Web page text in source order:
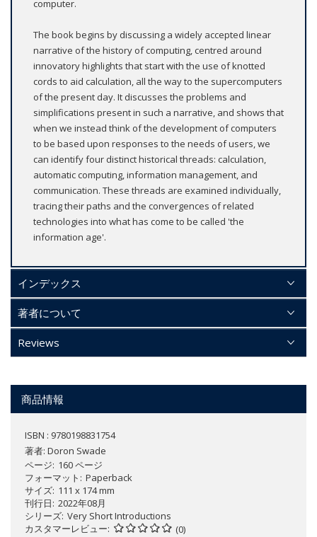
computer.
The book begins by discussing a widely accepted linear
narrative of the history of computing, centred around
innovatory highlights that start with the use of knotted
cords to aid calculation, all the way to the supercomputers
of the present day. It discusses the problems and
simplifications present in such a narrative, and shows that
when we instead think of the development of computers
to be based upon responses to the needs of users, we
can identify four distinct historical threads: calculation,
automatic computing, information management, and
communication. These threads are examined individually,
tracing their paths and the convergences of related
technologies into what has come to be called 'the
information age'.
インデックス
著者について
Reviews
商品情報
ISBN : 9780198831754
著者: Doron Swade
ページ 160 ページ
フォーマット
Paperback
サイズ 111 x 174 mm
刊行日 2022年08月
シリーズ Very Short Introductions
カスタマーレビュー
(0)